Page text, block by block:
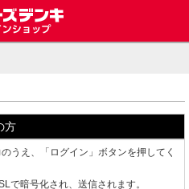
方
うえ、「ログイン」ボタンを押してく
で暗号化され、送信されます。